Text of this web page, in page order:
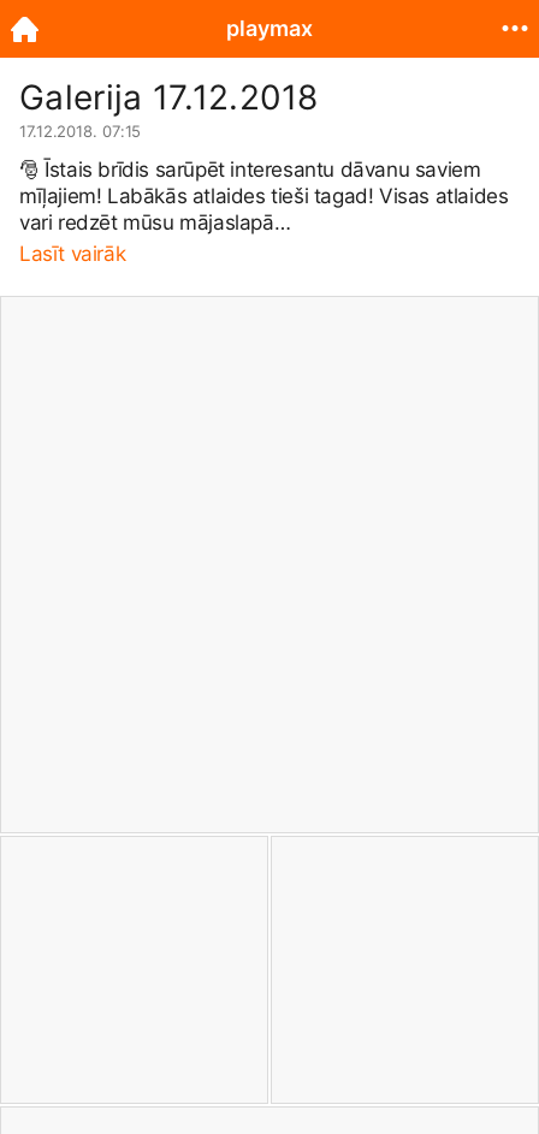
Galerija 17.12.2018
17.12.2018. 07:15
🎅 Īstais brīdis sarūpēt interesantu dāvanu saviem
mīļajiem! Labākās atlaides tieši tagad! Visas atlaides
vari redzēt mūsu mājaslapā
https://playmax.lv/index.php
Lasīt vairāk
playmax